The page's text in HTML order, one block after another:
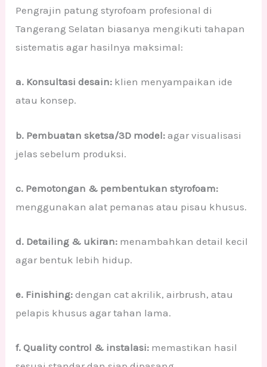
Pengrajin patung styrofoam profesional di
Tangerang Selatan biasanya mengikuti tahapan
sistematis agar hasilnya maksimal:
a. Konsultasi desain: klien menyampaikan ide
atau konsep.
b. Pembuatan sketsa/3D model: agar visualisasi
jelas sebelum produksi.
c. Pemotongan & pembentukan styrofoam:
menggunakan alat pemanas atau pisau khusus.
d. Detailing & ukiran: menambahkan detail kecil
agar bentuk lebih hidup.
e. Finishing: dengan cat akrilik, airbrush, atau
pelapis khusus agar tahan lama.
f. Quality control & instalasi: memastikan hasil